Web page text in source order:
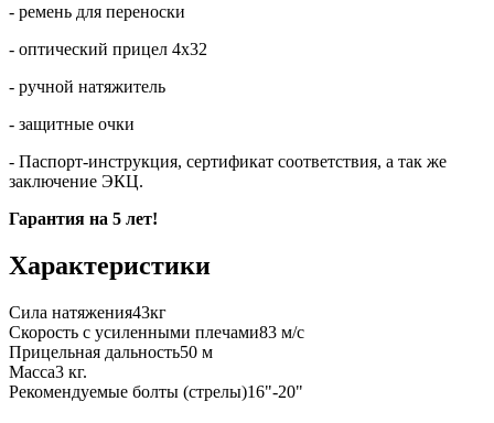
- ремень для переноски
- оптический прицел 4х32
- ручной натяжитель
- защитные очки
- Паспорт-инструкция, сертификат соответствия, а так же
заключение ЭКЦ.
Гарантия на 5 лет!
Характеристики
Сила натяжения43кг
Скорость с усиленными плечами83 м/с
Прицельная дальность50 м
Масса3 кг.
Рекомендуемые болты (стрелы)16"-20"